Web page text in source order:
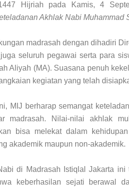
Hijriah pada Kamis, 4
Akhlak Nabi Muhammad
madrasah dengan dihadiri
seluruh pegawai serta para
Aliyah (MA). Suasana penuh
kegiatan yang telah
MIJ berharap semangat
madrasah. Nilai-nilai akhlak
bisa melekat dalam
akademik maupun non-akademik.
di Madrasah Istiqlal Jakarta
keberhasilan sejati berawal